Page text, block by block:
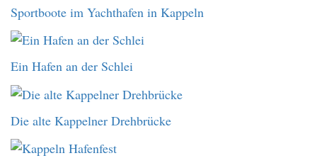
Sportboote im Yachthafen in Kappeln
Ein Hafen an der Schlei
Die alte Kappelner Drehbrücke